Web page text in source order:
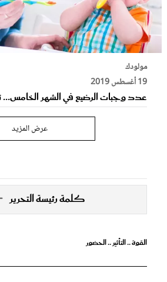
مولودك
19 أغسطس 2019
عدد وجبات الرضيع في الشهر
عرض المزيد
كلمة رئيسة التحرير
القوة .. التأثير .. الحضور